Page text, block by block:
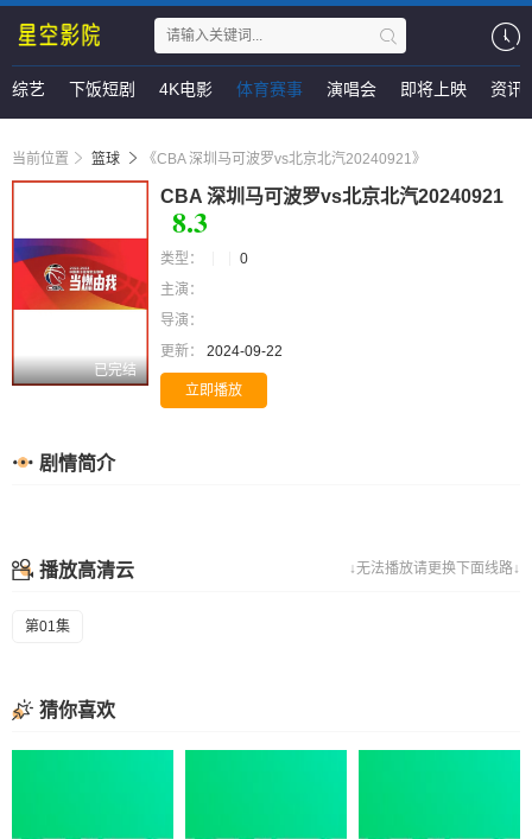
综艺 下饭短剧 4K电影 体育赛事 演唱会 即将上映 资讯
当前位置 篮球 《CBA 深圳马可波罗vs北京北汽20240921》
已完结
CBA 深圳马可波罗vs北京北汽20240921
8.3
类型：
0
主演：
导演：
更新：
2024-09-22
立即播放
剧情简介
↓无法播放请更换下面线路↓
播放高清云
第01集
猜你喜欢